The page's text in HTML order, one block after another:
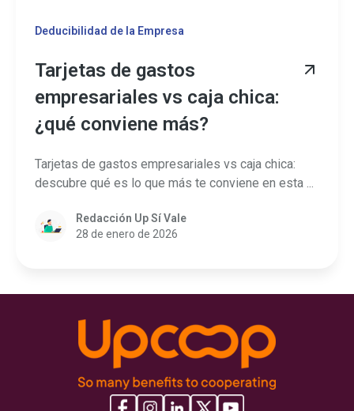
Deducibilidad de la Empresa
Tarjetas de gastos
empresariales vs caja chica:
¿qué conviene más?
Tarjetas de gastos empresariales vs caja chica:
descubre qué es lo que más te conviene en esta ...
Redacción Up Sí Vale
28 de enero de 2026